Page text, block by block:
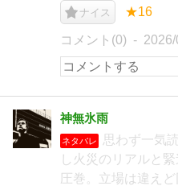
ナイス ★16
コメント(0)
神無氷雨
ネタバレ
思わず一気
し火災のリアルと
圧巻。立場は違え